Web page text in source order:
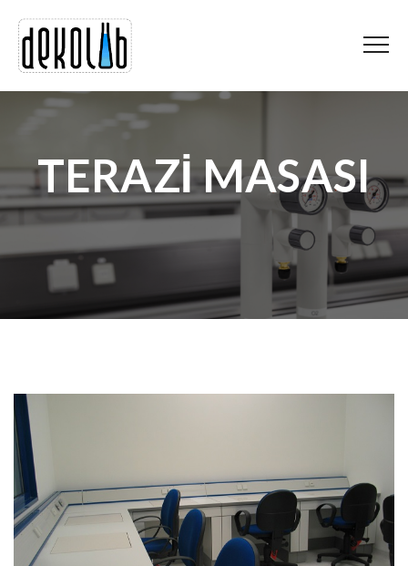
TERAZİ MASASI